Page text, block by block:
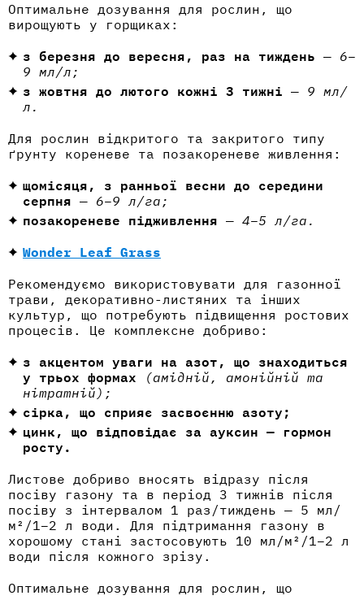
Оптимальне дозування для рослин, що
вирощують у горщиках:
з березня до вересня, раз на тиждень — 6–
9 мл/л;
з жовтня до лютого кожні 3 тижні — 9 мл/
л.
Для рослин відкритого та закритого типу
ґрунту кореневе та позакореневе живлення:
щомісяця, з ранньої весни до середини
серпня — 6–9 л/га;
позакореневе підживлення — 4–5 л/га.
Wonder Leaf Grass
Рекомендуємо використовувати для газонної
трави, декоративно-листяних та інших
культур, що потребують підвищення ростових
процесів. Це комплексне добриво:
з акцентом уваги на азот, що знаходиться
у трьох формах
(амідній, амонійній та
нітратній);
сірка, що сприяє засвоєнню азоту;
цинк, що відповідає за ауксин — гормон
росту.
Листове добриво вносять відразу після
посіву газону та в період 3 тижнів після
посіву з інтервалом 1 раз/тиждень — 5 мл/
м²/1–2 л води. Для підтримання газону в
хорошому стані застосовують 10 мл/м²/1–2 л
води після кожного зрізу.
Оптимальне дозування для рослин, що